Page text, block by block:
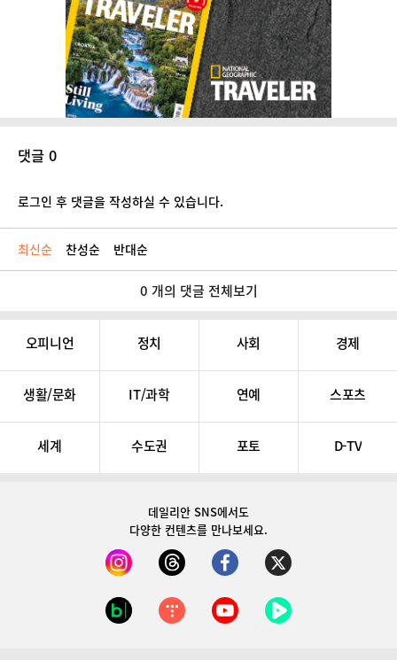
댓글 0
로그인 후 댓글을 작성하실 수 있습니다.
최신순 찬성순 반대순
0 개의 댓글 전체보기
오피니언 정치 사회 경제
생활/문화 IT/과학 연예 스포츠
세계 수도권 포토 D-TV
데일리안 SNS에서도
다양한 컨텐츠를 만나보세요.